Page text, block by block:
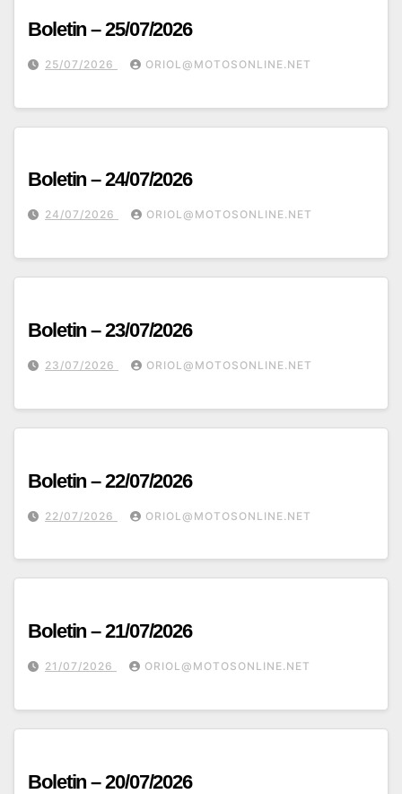
Boletin – 25/07/2026
25/07/2026 ORIOL@MOTOSONLINE.NET
Boletin – 24/07/2026
24/07/2026 ORIOL@MOTOSONLINE.NET
Boletin – 23/07/2026
23/07/2026 ORIOL@MOTOSONLINE.NET
Boletin – 22/07/2026
22/07/2026 ORIOL@MOTOSONLINE.NET
Boletin – 21/07/2026
21/07/2026 ORIOL@MOTOSONLINE.NET
Boletin – 20/07/2026